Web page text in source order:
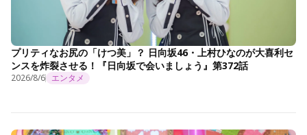
プリティなお尻の「けつ美」？ 日向坂46・上村ひなのが大喜利セ
ンスを炸裂させる！『日向坂で会いましょう』第372話
2026/8/6 エンタメ